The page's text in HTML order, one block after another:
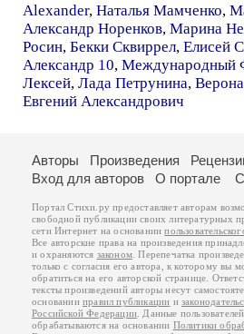
Alexander, Наталья Мамченко,
Александр Норенков, Марина
Росин, Бекки Сквиррел, Елисей
Александр 10, Международный
Лексей, Лада Петрунина,
Евгений Александрович
Авторы Произведения
Вход для авторов
О портале
Портал Стихи.ру предоставляет авторам
свободной публикации своих литературных
сети Интернет на основании
Все авторские права на произведения
и охраняются законом . Перепечатка
только с согласия его автора, к которому вы
обратиться на его авторской странице.
тексты произведений авторы несут
основанииправил публикации и
Российской Федерации . Данные пользователей
обрабатываются на основании Политики